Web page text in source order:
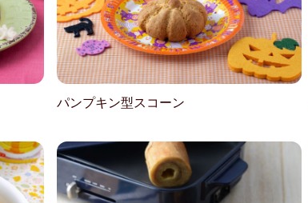
パンプキン型スコーン